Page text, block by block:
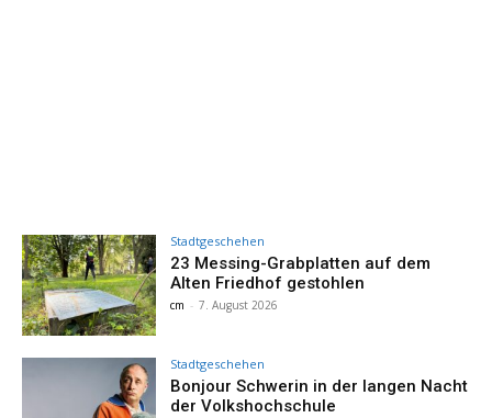
Stadtgeschehen
23 Messing-Grabplatten auf dem
Alten Friedhof gestohlen
cm - 7. August 2026
Stadtgeschehen
Bonjour Schwerin in der langen Nacht
der Volkshochschule